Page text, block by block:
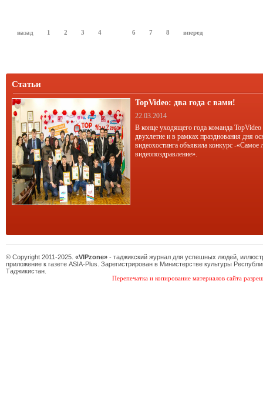
надо как-то жить.
назад 1 2 3 4 6 7 8 вперед
Статьи
TopVideo: два года с вами!
22.03.2014
В конце уходящего года команда TopVideo
двухлетие и в рамках празднования дня
видеохостинга объявила конкурс -«Самое
видеопоздравление».
© Copyright 2011-2025. «VIPzone» - таджикский журнал для успешных людей,
приложение к газете ASIA-Plus. Зарегистрирован в Министерстве культуры
Таджикистан.
Перепечатка и копирование материалов сайта